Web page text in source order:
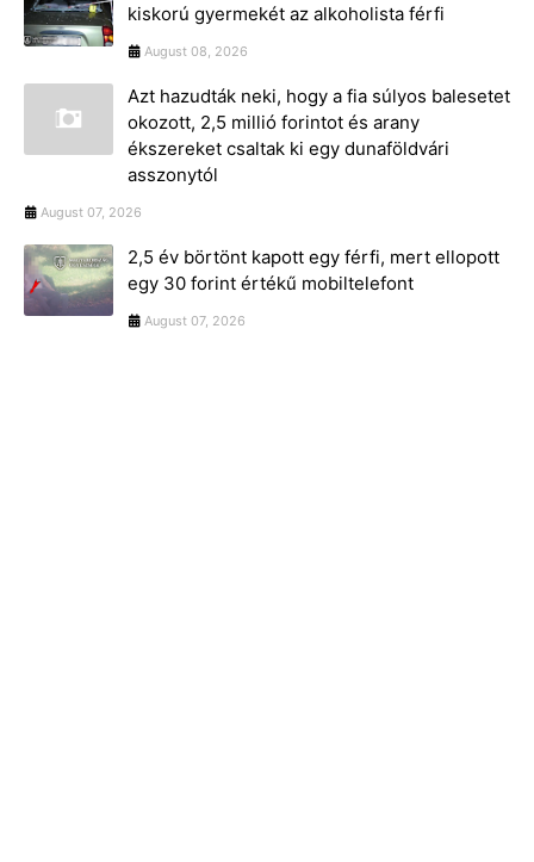
kiskorú gyermekét az alkoholista férfi
August 08, 2026
Azt hazudták neki, hogy a fia súlyos balesetet
okozott, 2,5 millió forintot és arany
ékszereket csaltak ki egy dunaföldvári
asszonytól
August 07, 2026
2,5 év börtönt kapott egy férfi, mert ellopott
egy 30 forint értékű mobiltelefont
August 07, 2026